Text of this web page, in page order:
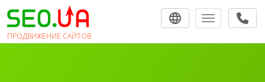
ПРОДВИЖЕНИЕ САЙТОВ
Toggle